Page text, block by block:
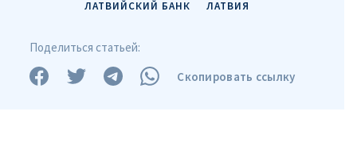
ЛАТВИЙСКИЙ БАНК
ЛАТВИЯ
Поделиться статьей:
Скопировать ссылку